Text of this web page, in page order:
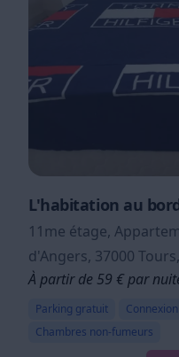
L'habitation au
11me étage,
d'Angers, 37000
À partir de 59 € par
Parking gratuit
Chambres non-fumeurs